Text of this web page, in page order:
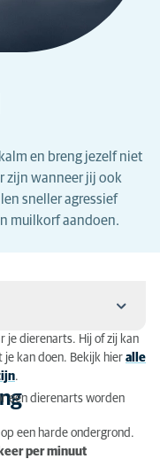
en breng jezelf niet
zijn wanneer jij ook
sneller agressief
muilkorf aandoen.
je dierenarts. Hij of zij kan
je kan doen. Bekijk hier alle
.
een dierenarts worden
een harde ondergrond.
per minuut